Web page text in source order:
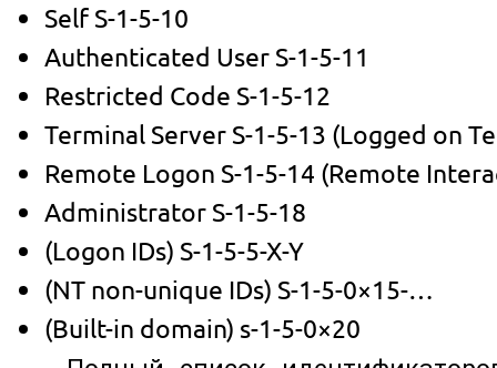
Self S-1-5-10
Authenticated User S-1-5-11
Restricted Code S-1-5-12
Terminal Server S-1-5-13 (Logged on
Remote Logon S-1-5-14 (Remote
Administrator S-1-5-18
(Logon IDs) S-1-5-5-X-Y
(NT non-unique IDs) S-1-5-0×15-…
(Built-in domain) s-1-5-0×20